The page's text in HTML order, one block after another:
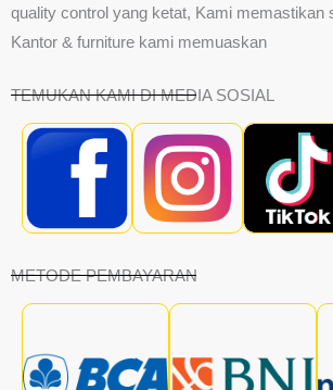
quality control yang ketat, Kami memastikan
Kantor & furniture kami memuaskan
TEMUKAN KAMI DI MEDIA SOSIAL
METODE PEMBAYARAN